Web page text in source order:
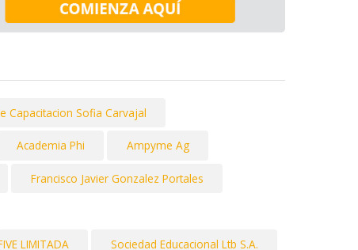
Capacitacion Sofia Carvajal
Academia Phi Ampyme Ag
Francisco Javier Gonzalez Portales
LIMITADA Sociedad Educacional Ltb S.A.